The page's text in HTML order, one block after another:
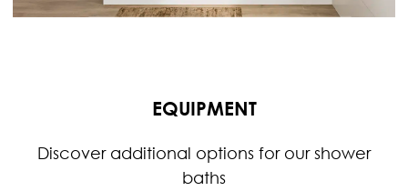
EQUIPMENT
Discover additional options for our shower
baths